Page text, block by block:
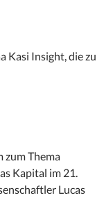
Kasi Insight, die zu
zum Thema
Kapital im 21.
Lucas